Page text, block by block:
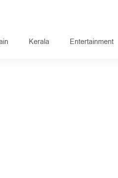
Kerala Entertainment